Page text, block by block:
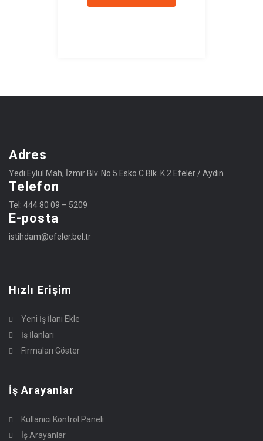
Adres
Yedi Eylül Mah, İzmir Blv. No.5 Esko C Blk. K.2 Efeler / Aydın
Telefon
Tel: 444 80 09 – 5209
E-posta
istihdam@efeler.bel.tr
Hızlı Erişim
Yeni İş İlanı Ekle
İş İlanları
Firmaları Göster
İş Arayanlar
Kullanıcı Kontrol Paneli
İş Arayanlar